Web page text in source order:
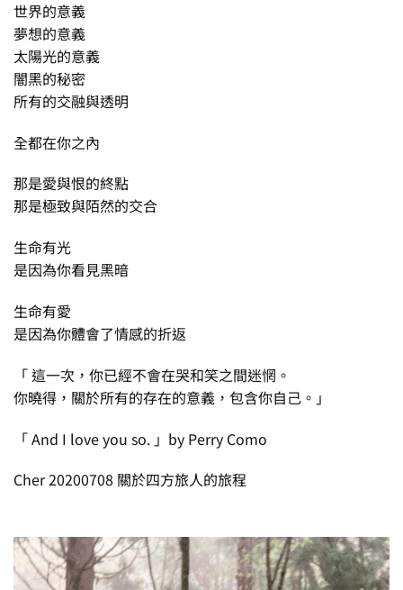
世界的意義
夢想的意義
太陽光的意義
闇黑的秘密
所有的交融與透明
全都在你之內
那是愛與恨的終點
那是極致與陌然的交合
生命有光
是因為你看見黑暗
生命有愛
是因為你體會了情感的折返
「 這一次，你已經不會在哭和笑之間迷惘。
你曉得，關於所有的存在的意義，包含你自己。」
「 And I love you so. 」by Perry Como
Cher 20200708 關於四方旅人的旅程